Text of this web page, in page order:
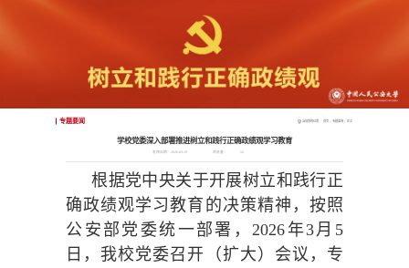
专题要闻 当前您的位置： 首页 专题要闻 正文
学校党委深入部署推进树立和践行正确政绩观学习教育
发布日期：2026-03-19 52
根据党中央关于开展树立和践行正
确政绩观学习教育的决策精神，按照
公安部党委统一部署，2026年3月5
日，我校党委召开（扩大）会议，专